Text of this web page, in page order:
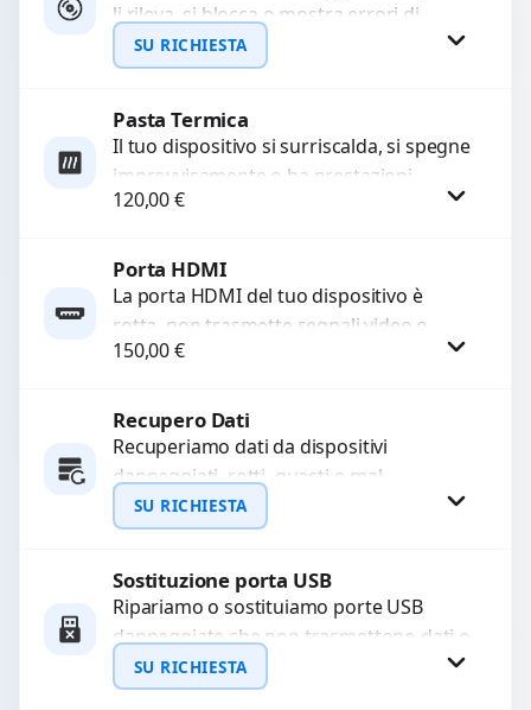
li rileva, si blocca o mostra errori di
caricamento? Ripariamo o...
SU RICHIESTA
Richiedi Preventivo
Pasta Termica
Il tuo dispositivo si surriscalda, si spegne
improvvisamente o ha prestazioni
rallentate a causa di polvere o pasta
120,00€
Porta HDMI
La porta HDMI del tuo dispositivo è
rotta, non trasmette segnali video o
audio? Ripariamo o sostituiamo porte
150,00€
Procedi
Recupero Dati
Recuperiamo dati da dispositivi
danneggiati, rotti, guasti o mal
funzionanti. Utilizziamo strumenti
avanzati per recuperare file importanti
SU RICHIESTA
Richiedi Preventivo
WhatsApp
Sostituzione porta USB
Ripariamo o sostituiamo porte USB
danneggiate che non trasmettono dati o
non caricano. Utilizziamo ricambi di alta
qualità garantiti per...
SU RICHIESTA